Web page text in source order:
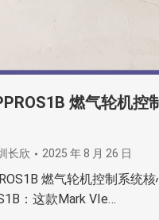
燃气轮机控
长欣 2025 年 8 月 26 日
燃气轮机控制系统核
：这款Mark VIe…